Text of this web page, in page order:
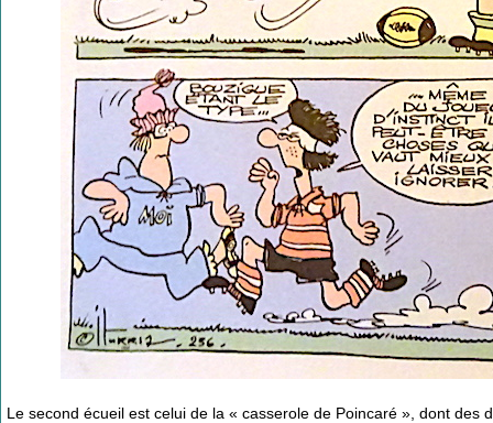
Le second écueil est celui de la « casserole de Poincaré », dont des